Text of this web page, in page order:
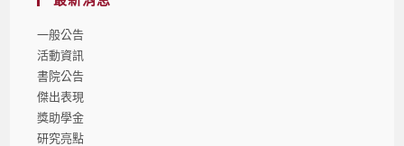
一般公告
活動資訊
書院公告
傑出表現
獎助學金
研究亮點